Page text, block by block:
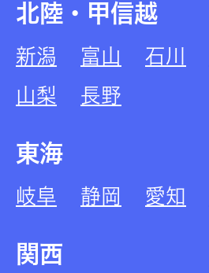
北陸・甲信越
新潟 富山 石川
山梨
長野
東海
岐阜 静岡 愛知
関西